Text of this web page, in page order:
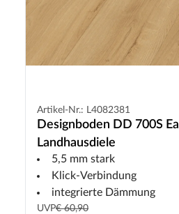
Artikel-Nr.: L4082381
Designboden DD 700S
Landhausdiele
5,5 mm stark
Klick-Verbindung
integrierte Dämmung
UVP€ 60,90